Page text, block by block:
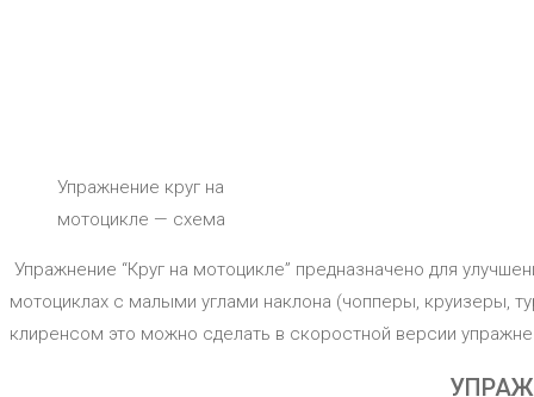
Упражнение круг на
мотоцикле — схема
Упражнение “Круг на мотоцикле” предназначено для
мотоциклах с малыми углами наклона (чопперы, круизеры,
клиренсом это можно сделать в скоростной версии